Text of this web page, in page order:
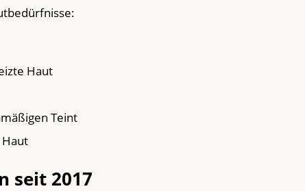
Haut
Teint
seit 2017